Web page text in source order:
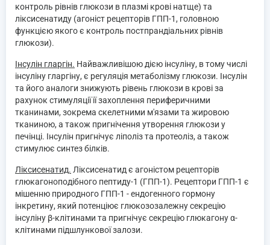
контроль рівнів глюкози в плазмі крові натще) та
ліксисенатиду (агоніст рецепторів ГПП-1, головною
функцією якого є контроль постпрандіальних рівнів
глюкози).
Інсулін гларгін. Найважливішою дією інсуліну, в тому числі
інсуліну гларгіну, є регуляція метаболізму глюкози. Інсулін
та його аналоги знижують рівень глюкози в крові за
рахунок стимуляції її захоплення периферичними
тканинами, зокрема скелетними м'язами та жировою
тканиною, а також пригнічення утворення глюкози у
печінці. Інсулін пригнічує ліполіз та протеоліз, а також
стимулює синтез білків.
Ліксисенатид. Ліксисенатид є агоністом рецепторів
глюкагоноподібного пептиду-1 (ГПП-1). Рецептори ГПП-1 є
мішенню природного ГПП-1 - ендогенного гормону
інкретину, який потенціює глюкозозалежну секрецію
інсуліну β-клітинами та пригнічує секрецію глюкагону α-
клітинами підшлункової залози.